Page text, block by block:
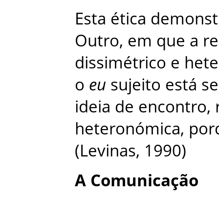
Esta ética
Outro, em que a
dissimétrico e
o eu sujeito está
ideia de encontro,
heteronómica,
(Levinas, 1990)
A Comunicação